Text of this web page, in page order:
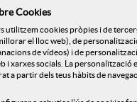
Laietana, 39 de Barcelona).
Cookies
utilitzem cookies pròpies i de
el lloc web), de
de vídeos) i de
i xarxes socials. La personalització
a partir dels teus hàbits de